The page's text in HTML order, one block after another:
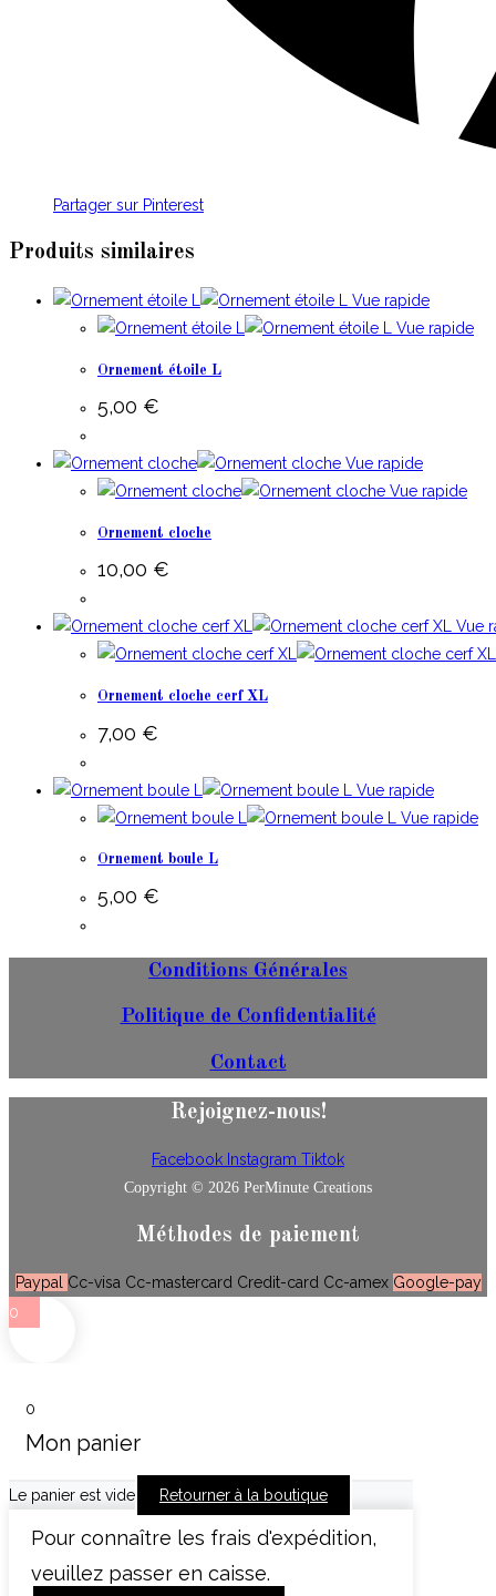
Partager sur Pinterest
Produits similaires
Vue rapide
Vue rapide
Ornement étoile L
5,00 €
Vue rapide
Vue rapide
Ornement cloche
10,00 €
Vue
Ornement cloche cerf XL
7,00 €
Vue rapide
Vue rapide
Ornement boule L
5,00 €
Conditions Générales
Politique de Confidentialité
Contact
Rejoignez-nous!
Facebook Instagram Tiktok
Copyright © 2026 PerMinute Creations
Méthodes de paiement
Paypal Cc-visa Cc-mastercard Credit-card Cc-amex Google-pay
0
0
Mon panier
Le panier est vide Retourner à la boutique
Pour connaître les frais d'expédition,
veuillez passer en caisse.